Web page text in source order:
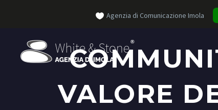
Agenzia di Comunicazione Imola
VALORE